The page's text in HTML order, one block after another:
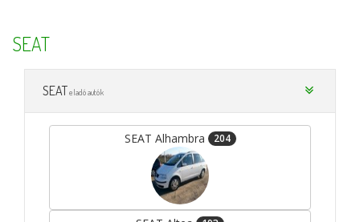
SEAT
SEATeladó autók
SEAT Alhambra 204